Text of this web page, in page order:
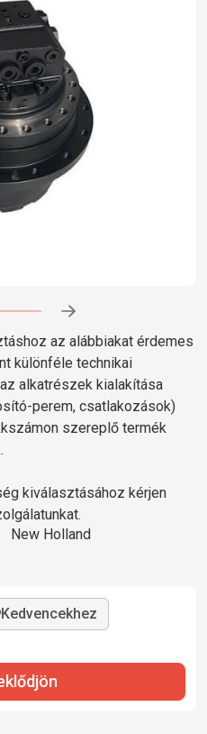
az alábbiakat érdemes
különféle technikai
alkatrészek kialakítása
perem, csatlakozások)
szereplő termék
kiválasztásához kérjen
New Holland